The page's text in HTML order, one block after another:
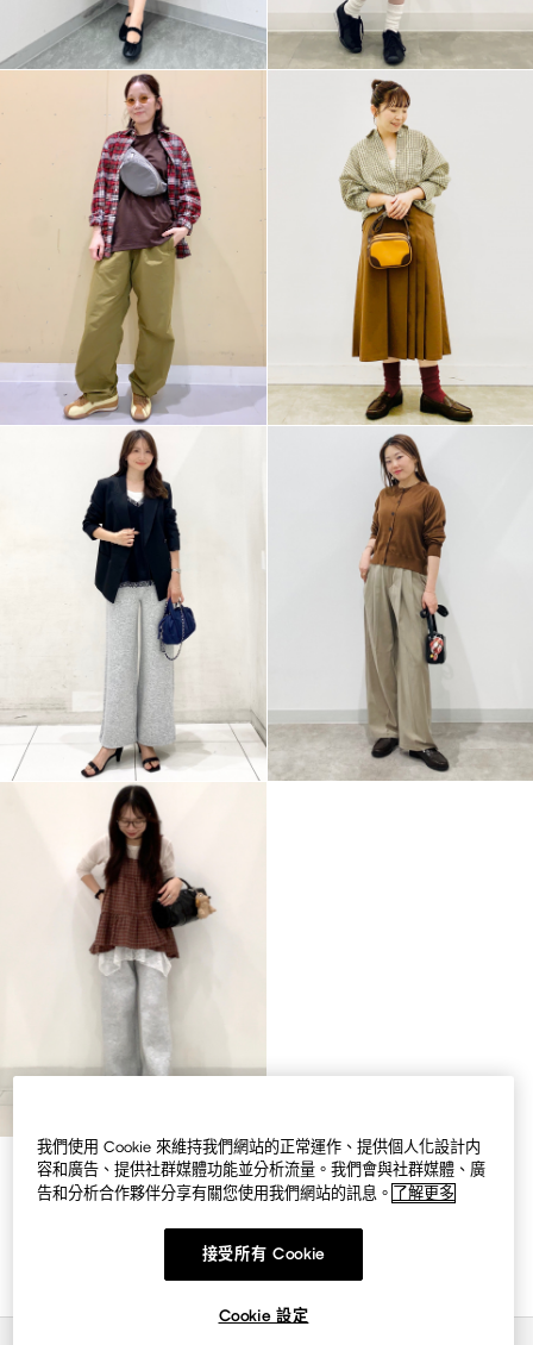
STYLING BOOK StyleHint
我們使用 Cookie 來維持我們網站的正常運作、提供個人化設計内
容和廣告、提供社群媒體功能並分析流量。我們會與社群媒體、廣
告和分析合作夥伴分享有關您使用我們網站的訊息。
了解更多
接受所有 Cookie
Cookie 設定